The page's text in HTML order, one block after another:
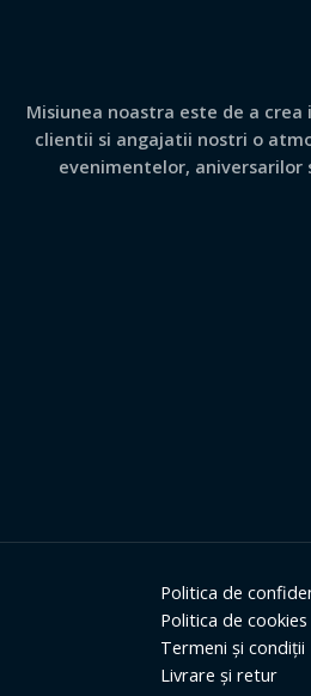
Misiunea noastra este de a
clientii si angajatii nostri o
evenimentelor, aniversarilor
Politica de
Politica de cookies
Termeni și condiții
Livrare și retur